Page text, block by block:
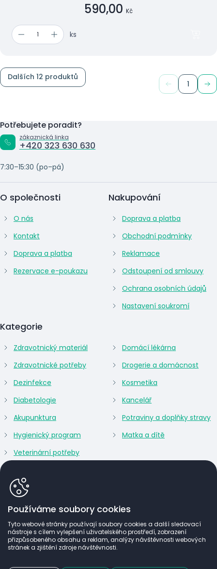
Používáme soubory cookies
Tyto webové stránky používají soubory cookies a další sledovací
nástroje s cílem vylepšení uživatelského prostředí, zobrazení
přizpůsobeného obsahu a reklam, analýzy návštěvnosti webových
stránek a zjištění zdroje návštěvnosti.
590,00 Kč
ks
Dalších 12 produktů
1
Potřebujete poradit?
zákaznická linka
+420 323 630 630
7:30–15:30 (po–pá)
O společnosti
O nás
Kontakt
Doprava a platba
Rezervace e-poukazu
Kategorie
Zdravotnický materiál
Zdravotnické potřeby
Dezinfekce
Diabetologie
Akupunktura
Hygienický program
Veterinární potřeby
Domácí lékárna
Drogerie a domácnost
Kosmetika
Kancelář
Potraviny a doplňky stravy
Matka a dítě
Nakupování
Doprava a platba
Obchodní podmínky
Reklamace
Odstoupení od smlouvy
Ochrana osobních údajů
Nastavení soukromí